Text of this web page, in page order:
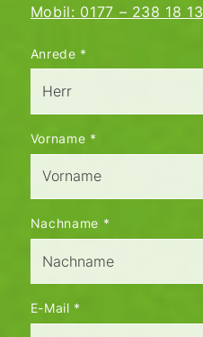
Mobil: 0177 – 238 18 13
Anrede *
Vorname *
Nachname *
E-Mail *